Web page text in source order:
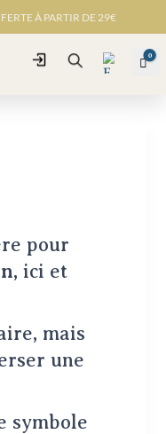
À PARTIR DE 29€
ConnexionRecherche
0
pour
, ici et
mais
une
symbole